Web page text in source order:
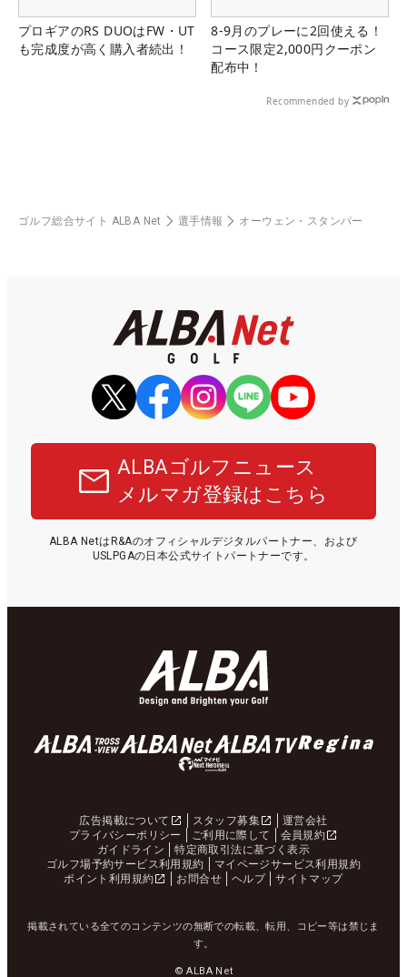
プロギアのRS DUOはFW・UT
も完成度が高く購入者続出！
8-9月のプレーに2回使える！
コース限定2,000円クーポン
配布中！
Recommended by
ゴルフ総合サイト ALBA Net 選手情報 オーウェン・スタンパー
ALBAゴルフニュース
メルマガ登録はこちら
ALBA NetはR&Aのオフィシャルデジタルパートナー、および
USLPGAの日本公式サイトパートナーです。
広告掲載について スタッフ募集
運営会社
プライバシーポリシー
ご利用に際して
会員規約
ガイドライン
特定商取引法に基づく表示
ゴルフ場予約サービス利用規約
マイページサービス利用規約
ポイント利用規約
お問合せ ヘルプ サイトマップ
掲載されている全てのコンテンツの無断での転載、転用、コピー等は禁じま
す。
© ALBA Net